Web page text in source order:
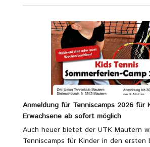
Anmeldung für Tenniscamps 2026 für
Erwachsene ab sofort möglich
Auch heuer bietet der UTK Mautern
Tenniscamps für Kinder in den ersten